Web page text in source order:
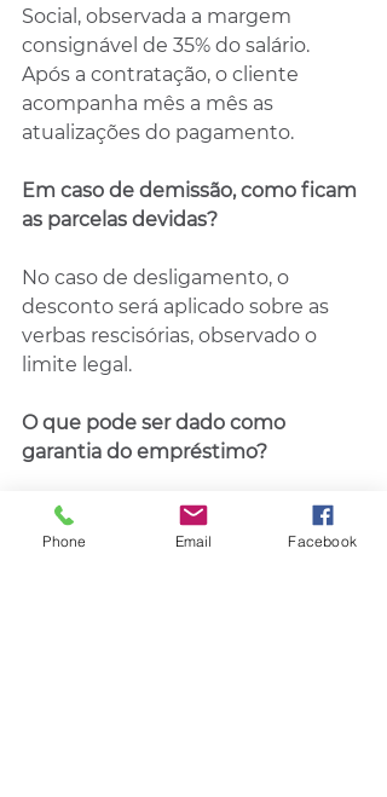
Social, observada a margem
consignável de 35% do salário.
Após a contratação, o cliente
acompanha mês a mês as
atualizações do pagamento.
Em caso de demissão, como ficam
as parcelas devidas?
No caso de desligamento, o
desconto será aplicado sobre as
verbas rescisórias, observado o
limite legal.
O que pode ser dado como
garantia do empréstimo?
O trabalhador pode usar até 10%
do saldo do seu FGTS ou até 100%
Phone Email Facebook